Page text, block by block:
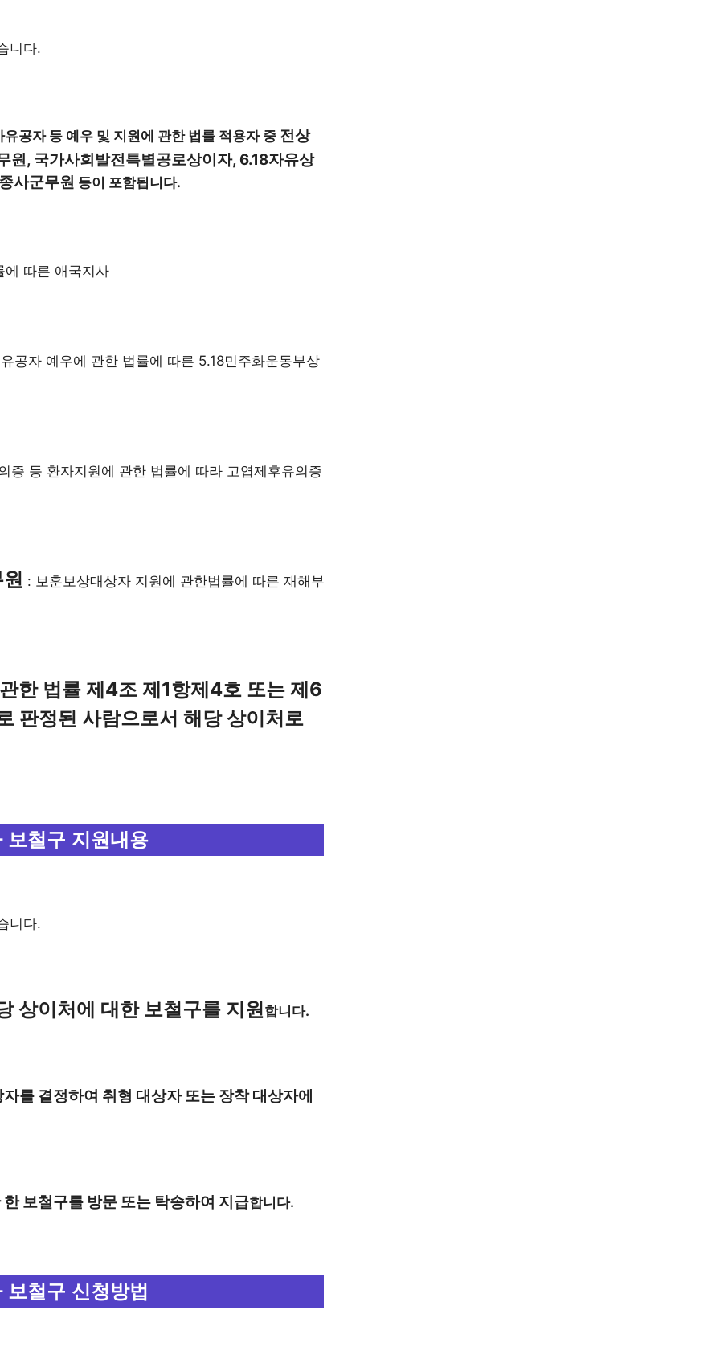
니다.
유공자 등 예우 및 지원에 관한 법률 적용자 중 전상
원, 국가사회발전특별공로상이자, 6.18자유상
사군무원 등이 포함됩니다.
에 따른 애국지사
공자 예우에 관한 법률에 따른 5.18민주화운동부상
증 등 환자지원에 관한 법률에 따라 고엽제후유의증
: 보훈보상대상자 지원에 관한법률에 따른 재해부
한 법률 제4조 제1항제4호 또는 제6
판정된 사람으로서 해당 상이처로
보철구 지원내용
니다.
상이처에 대한 보철구를 지원합니다.
를 결정하여 취형 대상자 또는 장착 대상자에
보철구를 방문 또는 탁송하여 지급합니다.
보철구 신청방법